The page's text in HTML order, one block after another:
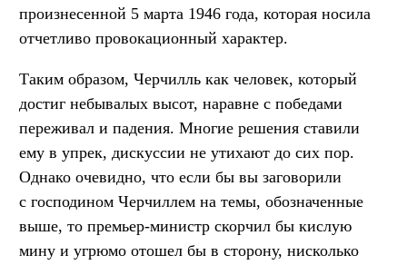
произнесенной 5 марта 1946 года, которая носила
отчетливо провокационный характер.
Таким образом, Черчилль как человек, который
достиг небывалых высот, наравне с победами
переживал и падения. Многие решения ставили
ему в упрек, дискуссии не утихают до сих пор.
Однако очевидно, что если бы вы заговорили
с господином Черчиллем на темы, обозначенные
выше, то премьер-министр скорчил бы кислую
мину и угрюмо отошел бы в сторону, нисколько